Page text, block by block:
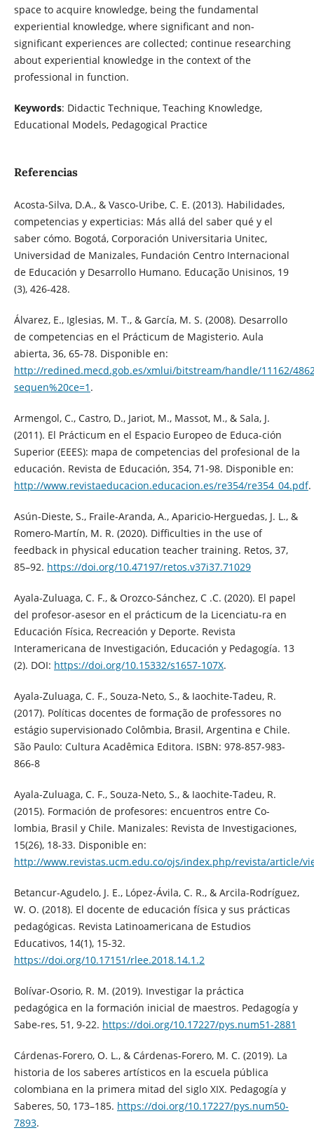
space to acquire knowledge, being the fundamental
experiential knowledge, where significant and non-
significant experiences are collected; continue researching
about experiential knowledge in the context of the
professional in function.
Keywords: Didactic Technique, Teaching Knowledge,
Educational Models, Pedagogical Practice
Referencias
Acosta-Silva, D.A., & Vasco-Uribe, C. E. (2013). Habilidades,
competencias y experticias: Más allá del saber qué y el
saber cómo. Bogotá, Corporación Universitaria Unitec,
Universidad de Manizales, Fundación Centro Internacional
de Educación y Desarrollo Humano. Educação Unisinos, 19
(3), 426-428.
Álvarez, E., Iglesias, M. T., & García, M. S. (2008). Desarrollo
de competencias en el Prácticum de Magisterio. Aula
abierta, 36, 65-78. Disponible en:
http://redined.mecd.gob.es/xmlui/bitstream/handle/11162/
sequen%20ce=1 .
Armengol, C., Castro, D., Jariot, M., Massot, M., & Sala, J.
(2011). El Prácticum en el Espacio Europeo de Educa-ción
Superior (EEES): mapa de competencias del profesional de la
educación. Revista de Educación, 354, 71-98. Disponible en:
http://www.revistaeducacion.educacion.es/re354/re354_04.pdf.
Asún-Dieste, S., Fraile-Aranda, A., Aparicio-Herguedas, J. L., &
Romero-Martín, M. R. (2020). Difficulties in the use of
feedback in physical education teacher training. Retos, 37,
85–92. https://doi.org/10.47197/retos.v37i37.71029
Ayala-Zuluaga, C. F., & Orozco-Sánchez, C .C. (2020). El papel
del profesor-asesor en el prácticum de la Licenciatu-ra en
Educación Física, Recreación y Deporte. Revista
Interamericana de Investigación, Educación y Pedagogía. 13
(2). DOI: https://doi.org/10.15332/s1657-107X.
Ayala-Zuluaga, C. F., Souza-Neto, S., & Iaochite-Tadeu, R.
(2017). Políticas docentes de formação de professores no
estágio supervisionado Colômbia, Brasil, Argentina e Chile.
São Paulo: Cultura Acadêmica Editora. ISBN: 978-857-983-
866-8
Ayala-Zuluaga, C. F., Souza-Neto, S., & Iaochite-Tadeu, R.
(2015). Formación de profesores: encuentros entre Co-
lombia, Brasil y Chile. Manizales: Revista de Investigaciones,
15(26), 18-33. Disponible en:
http://www.revistas.ucm.edu.co/ojs/index.php/revista/article/
Betancur-Agudelo, J. E., López-Ávila, C. R., & Arcila-Rodríguez,
W. O. (2018). El docente de educación física y sus prácticas
pedagógicas. Revista Latinoamericana de Estudios
Educativos, 14(1), 15-32.
https://doi.org/10.17151/rlee.2018.14.1.2
Bolívar-Osorio, R. M. (2019). Investigar la práctica
pedagógica en la formación inicial de maestros. Pedagogía y
Sabe-res, 51, 9-22. https://doi.org/10.17227/pys.num51-2881
Cárdenas-Forero, O. L., & Cárdenas-Forero, M. C. (2019). La
historia de los saberes artísticos en la escuela pública
colombiana en la primera mitad del siglo XIX. Pedagogía y
Saberes, 50, 173–185. https://doi.org/10.17227/pys.num50-
7893.